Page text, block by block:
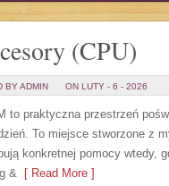
(CPU)
BY ADMIN ON LUTY - 6 - 2026
to praktyczna przestrzeń
To miejsce stworzone z
konkretnej pomocy wtedy,
& [ Read More ]